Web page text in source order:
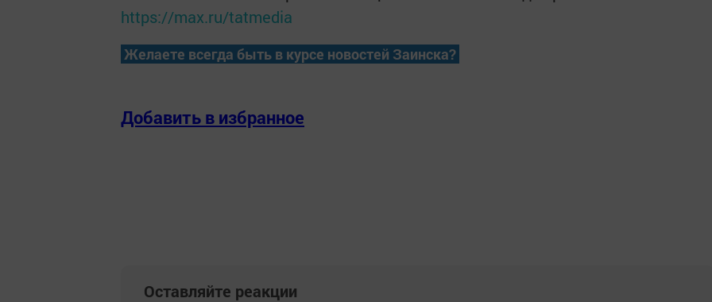
https://max.ru/tatmedia
Желаете всегда быть в курсе новостей Заинска?
Добавить в избранное
Оставляйте реакции